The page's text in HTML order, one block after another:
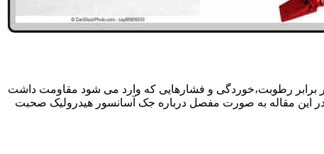
رطوبت،خوردگی و فشارهایی که وارد می شود مقاومت داشت
این مقاله به صورت مفصل درباره جک آسانسور هیدرولیک صحبت